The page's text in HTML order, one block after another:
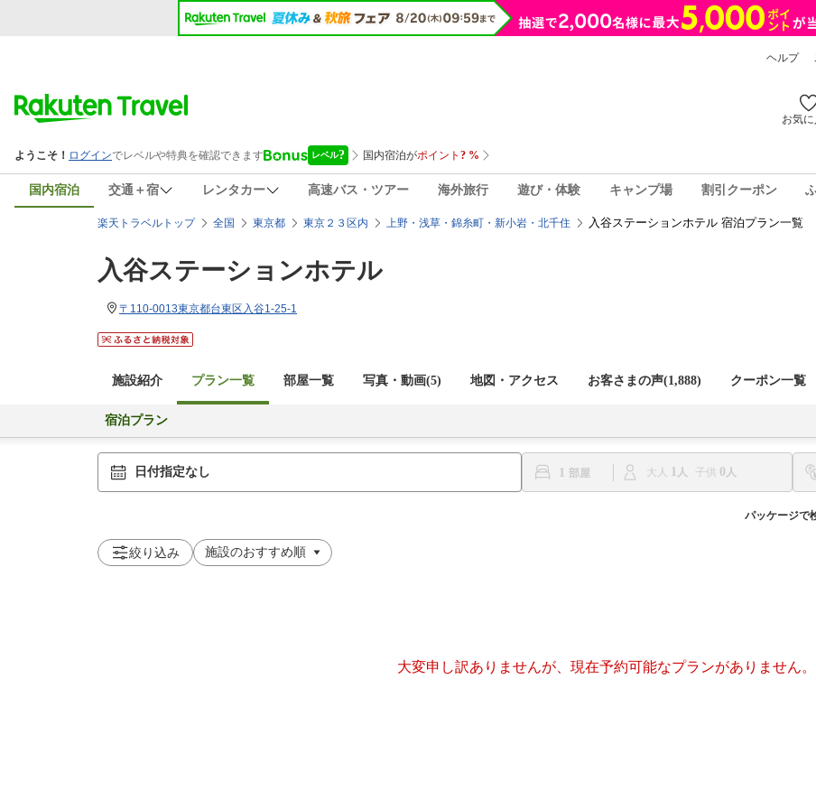
ヘルプ
お気に
国内宿泊 交通＋宿 レンタカー 高速バス・ツアー 海外旅行 遊び・体験 キャンプ場 割引クーポン
楽天トラベルトップ 全国 東京都 東京２３区内 上野・浅草・錦糸町・新小岩・北千住 入谷ステーションホテル 宿泊プラン一覧
入谷ステーションホテル
〒110-0013東京都台東区入谷1-25-1
施設紹介 プラン一覧 部屋一覧 写真・動画(5) 地図・アクセス お客さまの声(1,888) クーポン一覧
宿泊プラン
日付指定なし 1 大人 1 子供 0
パッケージで
絞り込み
大変申し訳ありませんが、現在予約可能なプランがありません。